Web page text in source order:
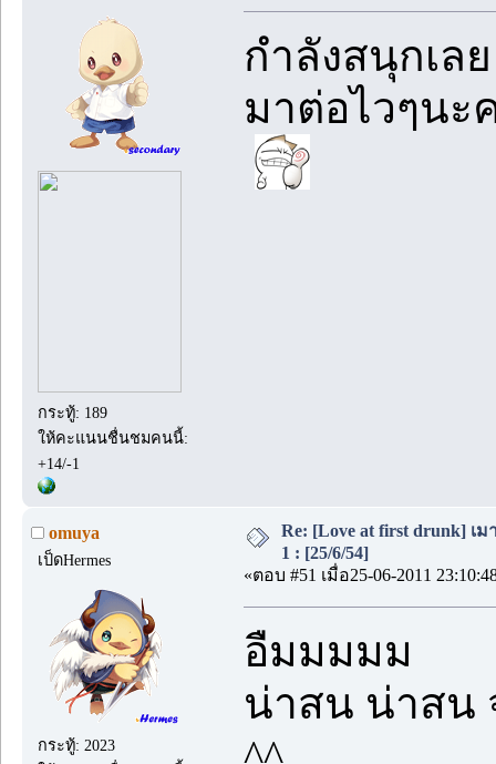
กระทู้: 189
ให้คะแนนชื่นชมคนนี้:
+14/-1
กำลังสนุกเลย
มาต่อไวๆนะ
omuya
เป็ดHermes
กระทู้: 2023
Re: [Love at first drunk] เ
1 : [25/6/54]
«ตอบ #51 เมื่อ25-06-2011
อืมมมมม
น่าสน น่าสน